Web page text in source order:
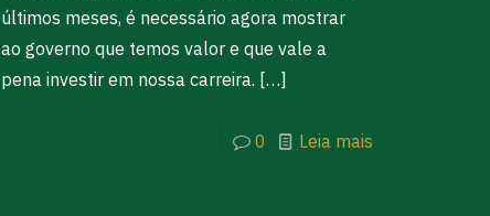
últimos meses, é necessário agora mostrar
ao governo que temos valor e que vale a
pena investir em nossa carreira. […]
0 Leia mais